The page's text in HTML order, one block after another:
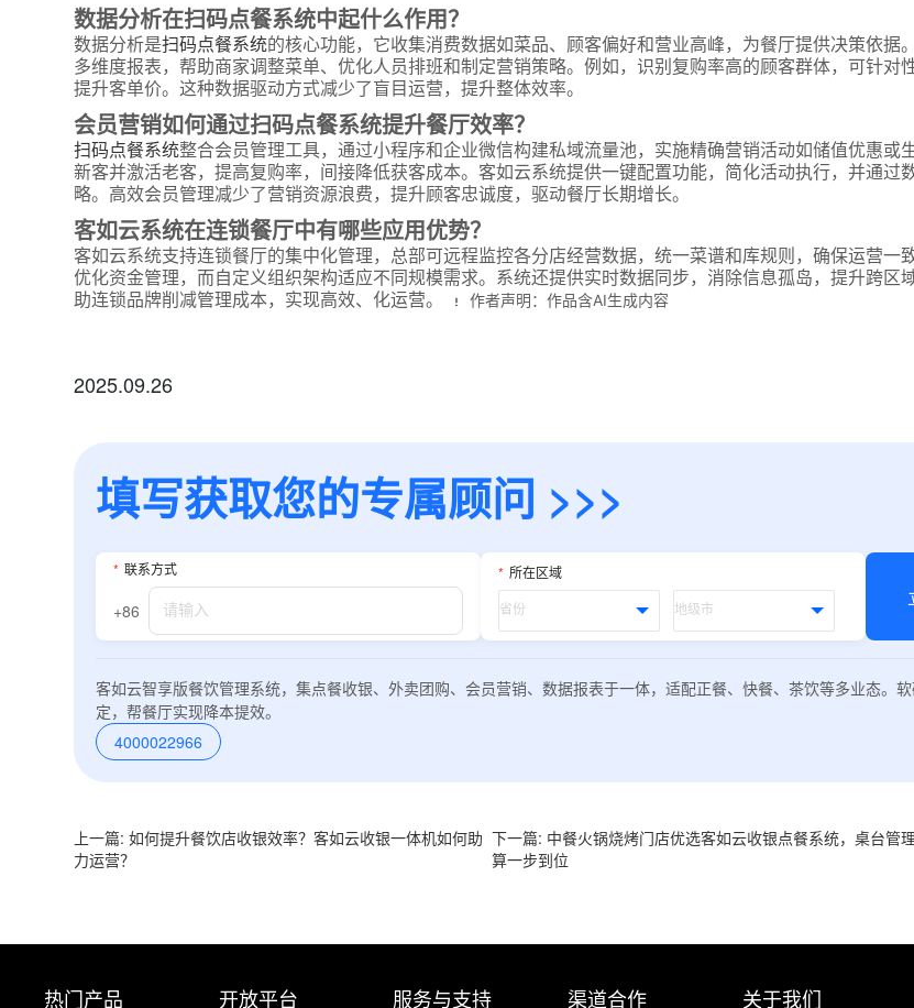
数据分析在扫码点餐系统中起什么作用？
数据分析是扫码点餐系统的核心功能，它收集消费数据如菜品、顾客偏好和营业高峰，为餐厅提供决策依据
多维度报表，帮助商家调整菜单、优化人员排班和制定营销策略。例如，识别复购率高的顾客群体，可针对
提升客单价。这种数据驱动方式减少了盲目运营，提升整体效率。
会员营销如何通过扫码点餐系统提升餐厅效率？
扫码点餐系统整合会员管理工具，通过小程序和企业微信构建私域流量池，实施精确营销活动如储值优惠或
新客并激活老客，提高复购率，间接降低获客成本。客如云系统提供一键配置功能，简化活动执行，并通过
略。高效会员管理减少了营销资源浪费，提升顾客忠诚度，驱动餐厅长期增长。
客如云系统在连锁餐厅中有哪些应用优势？
客如云系统支持连锁餐厅的集中化管理，总部可远程监控各分店经营数据，统一菜谱和库规则，确保运营一
优化资金管理，而自定义组织架构适应不同规模需求。系统还提供实时数据同步，消除信息孤岛，提升跨区
助连锁品牌削减管理成本，实现高效、化运营。
作者声明：作品含AI生成内容
2025.09.26
填写获取您的专属顾问 >>>
* 联系方式
+86
* 所在区域
客如云智享版餐饮管理系统，集点餐收银、外卖团购、会员营销、数据报表于一体，适配正餐、快餐、茶饮等多业态。
定，帮餐厅实现降本提效。
4000022966
上一篇: 如何提升餐饮店收银效率？客如云收银一体机如何助
力运营？
下一篇: 中餐火锅烧烤门店优选客如云收银点餐系统，桌台管
算一步到位
热门产品 开放平台 服务与支持 渠道合作 关于我们
预约试用
我是老客户，了解最新优惠